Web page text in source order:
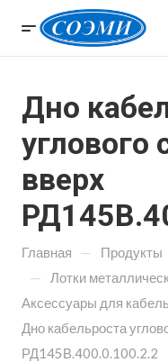
Дно
углового
вверх
Главная — Продукты
— Лотки
Аксессуары для
Дно кабельроста
РД145В.400.0.100.2.2